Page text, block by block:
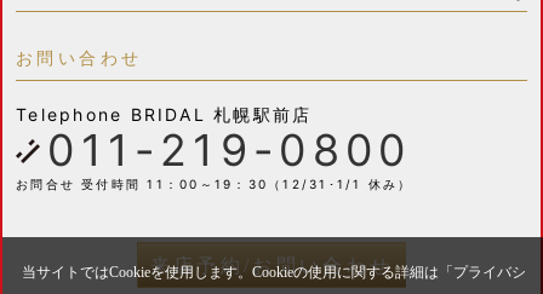
お問い合わせ
Telephone BRIDAL 札幌駅前店
011-219-0800
お問合せ 受付時間 11：00～19：30（12/31･1/1 休み）
来店予約/お問い合わせ
当サイトではCookieを使用します。Cookieの使用に関する詳細は「 プライバシ